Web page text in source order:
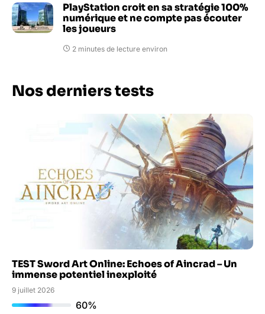
PlayStation croit en sa stratégie 100%
numérique et ne compte pas écouter
les joueurs
2 minutes de lecture environ
Nos derniers tests
TEST Sword Art Online: Echoes of Aincrad – Un
immense potentiel inexploité
9 juillet 2026
60%